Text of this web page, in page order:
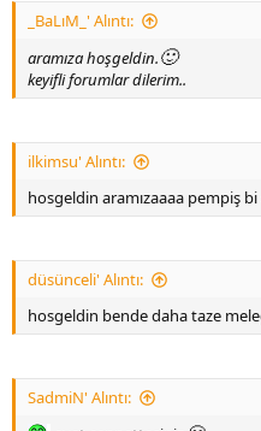
_BaLıM_' Alıntı:
aramıza hoşgeldin.🙂
keyifli forumlar dilerim..
ilkimsu' Alıntı:
hosgeldin aramızaaaa pempiş
düsünceli' Alıntı:
hosgeldin bende daha taze
SadmiN' Alıntı: